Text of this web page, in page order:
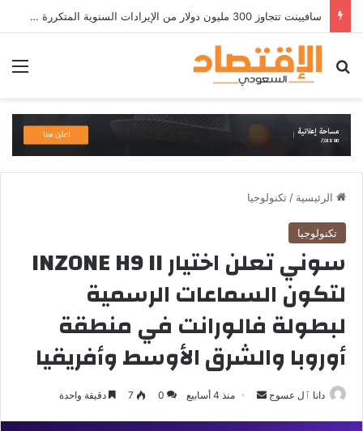
سافيينت تتجاوز 300 مليون دولار من الإيرادات السنوية المتكررة وتطلق منصة Zuma لأمن الهويات المؤسسية المعتمدة على الذكاء الاصطناعي
بحث عن
الرئيسية / تكنولوجيا
تكنولوجيا
سوني تعلن اختيار INZONE H9 II
لتكون السماعات الرسمية
لبطولة فالورانت في منطقة
أوروبا والشرق الأوسط وأفريقيا
دانا ٱل عسوج
أرسل منذ 4 أسابيع 0
7 دقيقة واحدة